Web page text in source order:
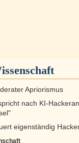
Apriorismus
nach KI-
eigenständig